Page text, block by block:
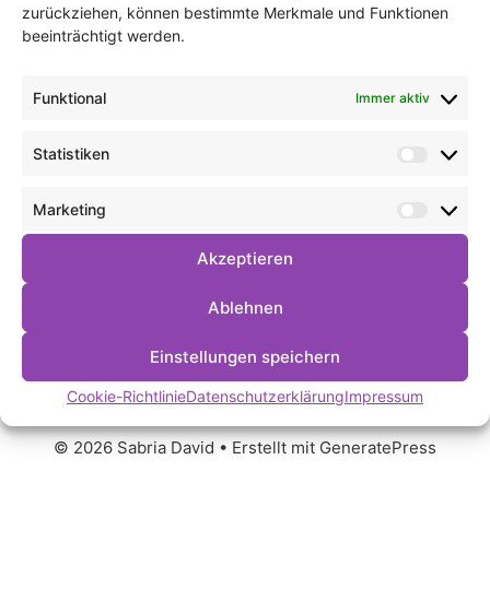
zurückziehen, können bestimmte Merkmale und Funktionen
beeinträchtigt werden.
Funktional Immer aktiv
Statistiken
Marketing
Akzeptieren
Ablehnen
Einstellungen speichern
Cookie-RichtlinieDatenschutzerklärungImpressum
Datenschutz
Cookie-Richtlinie (EU)
Impressum
© 2026 Sabria David • Erstellt mit GeneratePress